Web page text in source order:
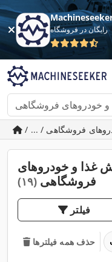
رایگان در فروشگاه
غذا و خودروهای
فروشگاهی (۱۹)
فیلتر
حذف همه فیلترها